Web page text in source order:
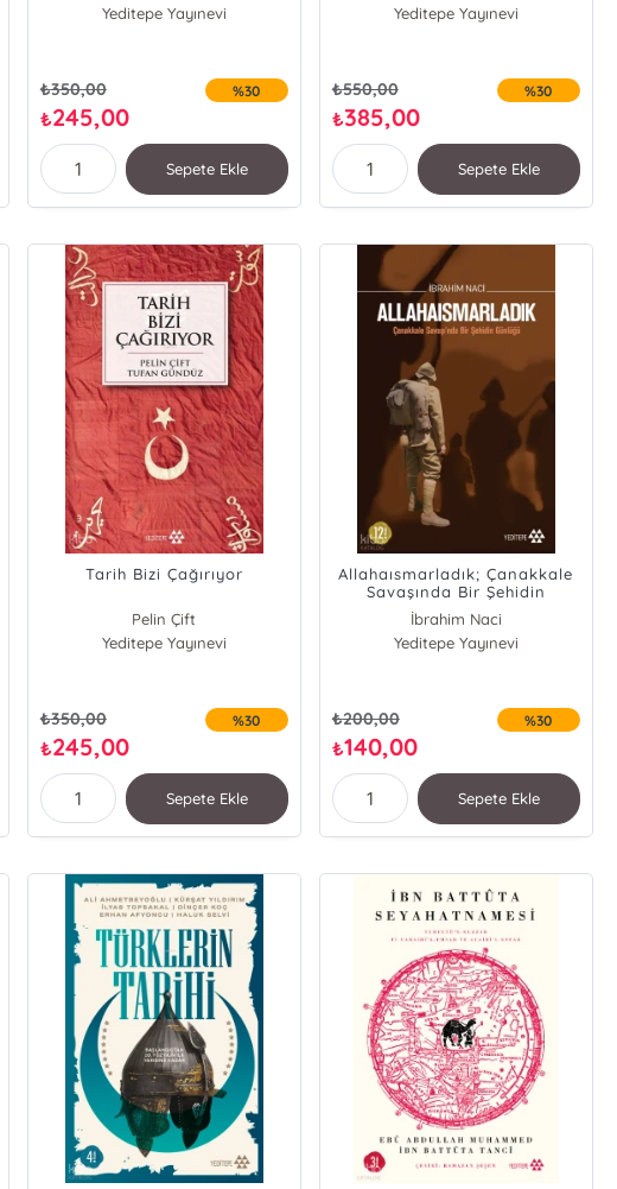
Yeditepe Yayınevi
₺350,00
₺245,00
%30
Sepete Ekle
Yeditepe Yayınevi
₺550,00
₺385,00
%30
Sepete Ekle
Tarih Bizi Çağırıyor
Pelin Çift
Tufan Gündüz
Yeditepe Yayınevi
₺350,00
₺245,00
%30
Sepete Ekle
Allahaısmarladık; Çanakkale
Savaşında Bir Şehidin
Günlüğü
İbrahim Naci
Yeditepe Yayınevi
₺200,00
₺140,00
%30
Sepete Ekle